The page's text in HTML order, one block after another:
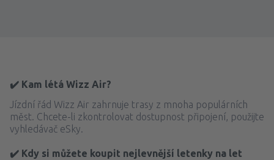
✔️ Kam létá Wizz Air?
Jízdní řád Wizz Air zahrnuje trasy z mnoha populárních
měst. Chcete-li zkontrolovat dostupnost připojení, použijte
vyhledávač eSky.
✔️ Kdy si můžete koupit nejlevnější letenky na let